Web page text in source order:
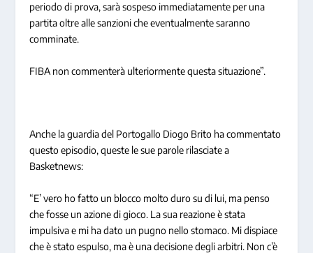
periodo di prova, sarà sospeso immediatamente per una
partita oltre alle sanzioni che eventualmente saranno
comminate.
FIBA non commenterà ulteriormente questa situazione”.
Anche la guardia del Portogallo Diogo Brito ha commentato
questo episodio, queste le sue parole rilasciate a
Basketnews:
“E’ vero ho fatto un blocco molto duro su di lui, ma penso
che fosse un azione di gioco. La sua reazione è stata
impulsiva e mi ha dato un pugno nello stomaco. Mi dispiace
che è stato espulso, ma è una decisione degli arbitri. Non c’è